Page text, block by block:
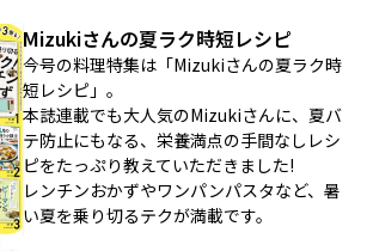
Mizukiさんの夏ラク時短レシピ
今号の料理特集は「Mizukiさんの夏ラク時
短レシピ」。
本誌連載でも大人気のMizukiさんに、夏バ
テ防止にもなる、栄養満点の手間なしレシ
ピをたっぷり教えていただきました!
レンチンおかずやワンパンパスタなど、暑
い夏を乗り切るテクが満載です。